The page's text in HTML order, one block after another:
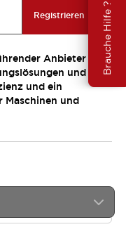
Brauche Hilfe ?
Registrieren
Anbieter
und
und ein
Maschinen und